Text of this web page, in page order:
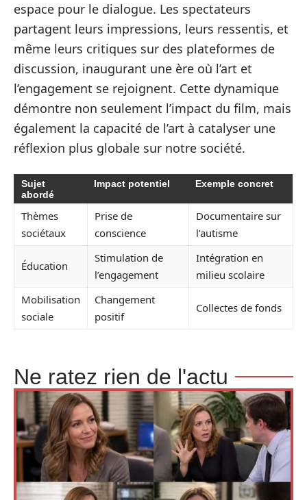
espace pour le dialogue. Les spectateurs
partagent leurs impressions, leurs ressentis, et
même leurs critiques sur des plateformes de
discussion, inaugurant une ère où l’art et
l’engagement se rejoignent. Cette dynamique
démontre non seulement l’impact du film, mais
également la capacité de l’art à catalyser une
réflexion plus globale sur notre société.
Sujet
abordé
Impact potentiel Exemple concret
Thèmes
sociétaux
Prise de
conscience
Documentaire sur
l’autisme
Éducation
Stimulation de
l’engagement
Intégration en
milieu scolaire
Mobilisation
sociale
Changement
positif
Collectes de fonds
Ne ratez rien de l'actu